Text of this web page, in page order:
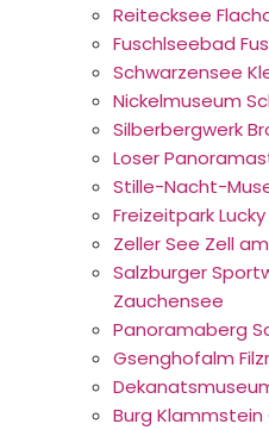
Reitecksee
Fuschlseebad
Schwarzensee
Nickelmuseum
Silberbergwerk
Loser
Stille-Nacht-
Freizeitpark
Zeller See Zell
Salzburger
Zauchensee
Panoramaberg
Gsenghofalm
Burg Klammstein